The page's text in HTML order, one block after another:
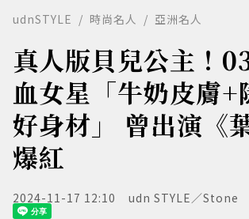
udnSTYLE 時尚名人 亞洲名人
真人版貝兒公主！
血女星「牛奶皮膚+
好身材」 曾出演《
爆紅
2024-11-17 12:10 udn STYLE／Stone